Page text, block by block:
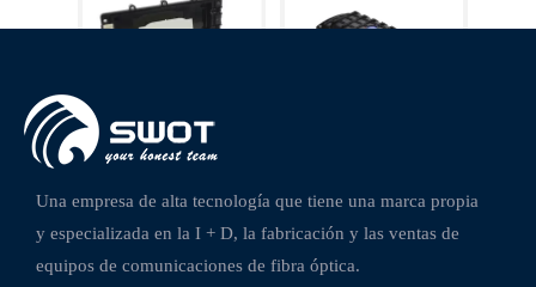
Una empresa de alta tecnología que tiene una marca propia
y especializada en la I + D, la fabricación y las ventas de
equipos de comunicaciones de fibra óptica.